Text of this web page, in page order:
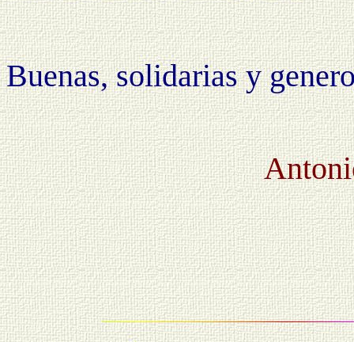
Buenas, solidarias y